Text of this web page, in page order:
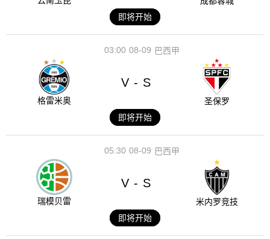
即将开始
08-09
03:00 巴西甲
格雷米奥
V - S
圣保罗
即将开始
08-09
05:30 巴西甲
瑞模贝雷
V - S
米内罗竞技
即将开始